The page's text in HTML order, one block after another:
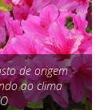
de origem
ao clima